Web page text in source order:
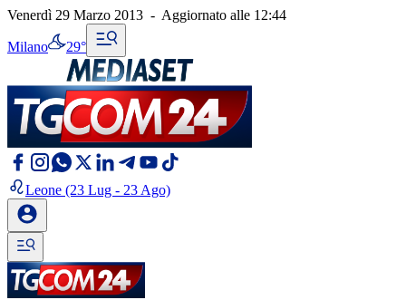
Venerdì 29 Marzo 2013 - Aggiornato alle 12:44
Milano 29°
Leone (23 Lug - 23 Ago)